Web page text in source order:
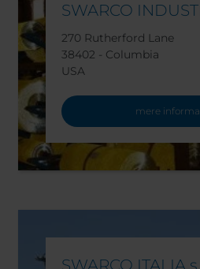
SWARCO
270 Rutherford Lane
38402 - Columbia
USA
mere
SWARCO ITALIA